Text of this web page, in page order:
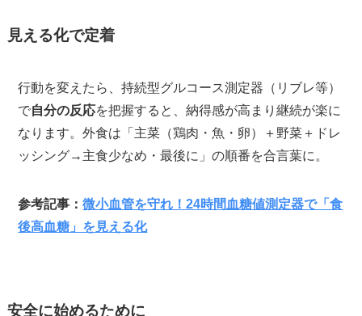
見える化で定着
行動を変えたら、持続型グルコース測定器（リブレ等）
で自分の反応を把握すると、納得感が高まり継続が楽に
なります。外食は「主菜（鶏肉・魚・卵）＋野菜＋ドレ
ッシング→主食少なめ・最後に」の順番を合言葉に。
参考記事：微小血管を守れ！24時間血糖値測定器で「食
後高血糖」を見える化
安全に始めるために